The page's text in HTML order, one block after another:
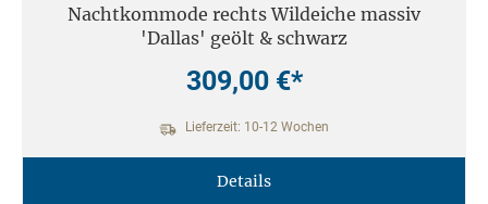
Nachtkommode rechts Wildeiche massiv
'Dallas' geölt & schwarz
309,00 €*
Lieferzeit: 10-12 Wochen
Details